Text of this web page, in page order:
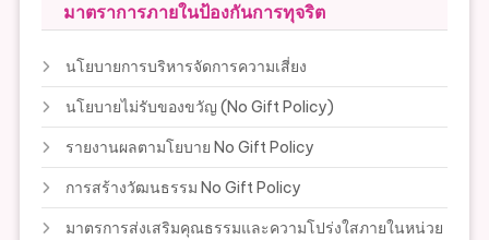
มาตราการภายในป้องกันการทุจริต
นโยบายการบริหารจัดการความเสี่ยง
นโยบายไม่รับของขวัญ (No Gift Policy)
รายงานผลตามโยบาย No Gift Policy
การสร้างวัฒนธรรม No Gift Policy
มาตรการส่งเสริมคุณธรรมและความโปร่งใสภายในหน่วย